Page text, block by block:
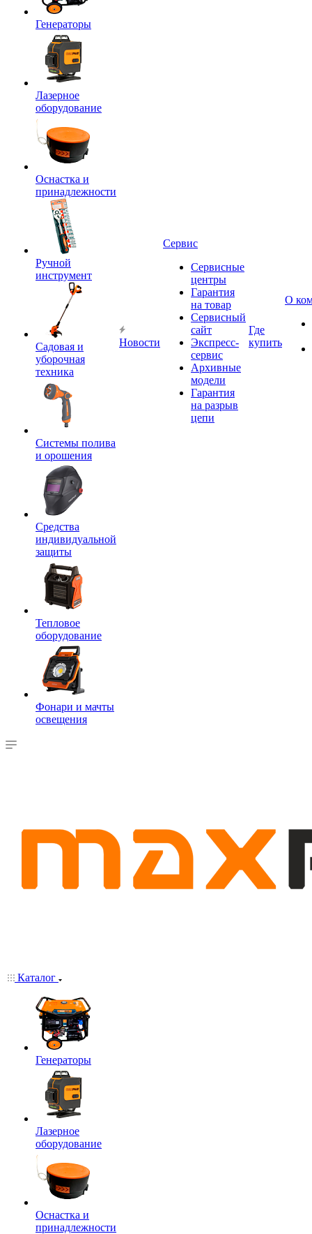
Генераторы
Лазерное
оборудование
Оснастка и
принадлежности
Ручной
инструмент
Садовая и
уборочная
техника
Системы полива
и орошения
Средства
индивидуальной
защиты
Тепловое
оборудование
Фонари и мачты
освещения
Новости
Сервис
Сервисные
центры
Гарантия
на товар
Сервисный
сайт
Экспресс-
сервис
Архивные
модели
Гарантия
на разрыв
цепи
Где
купить
О
Каталог
Генераторы
Лазерное
оборудование
Оснастка и
принадлежности